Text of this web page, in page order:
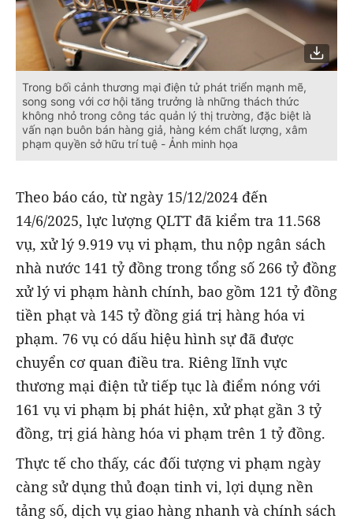
Trong bối cảnh thương mại điện tử phát triển mạnh mẽ,
song song với cơ hội tăng trưởng là những thách thức
không nhỏ trong công tác quản lý thị trường, đặc biệt là
vấn nạn buôn bán hàng giả, hàng kém chất lượng, xâm
phạm quyền sở hữu trí tuệ - Ảnh minh họa
Theo báo cáo, từ ngày 15/12/2024 đến
14/6/2025, lực lượng QLTT đã kiểm tra 11.568
vụ, xử lý 9.919 vụ vi phạm, thu nộp ngân sách
nhà nước 141 tỷ đồng trong tổng số 266 tỷ đồng
xử lý vi phạm hành chính, bao gồm 121 tỷ đồng
tiền phạt và 145 tỷ đồng giá trị hàng hóa vi
phạm. 76 vụ có dấu hiệu hình sự đã được
chuyển cơ quan điều tra. Riêng lĩnh vực
thương mại điện tử tiếp tục là điểm nóng với
161 vụ vi phạm bị phát hiện, xử phạt gần 3 tỷ
đồng, trị giá hàng hóa vi phạm trên 1 tỷ đồng.
Thực tế cho thấy, các đối tượng vi phạm ngày
càng sử dụng thủ đoạn tinh vi, lợi dụng nền
tảng số, dịch vụ giao hàng nhanh và chính sách